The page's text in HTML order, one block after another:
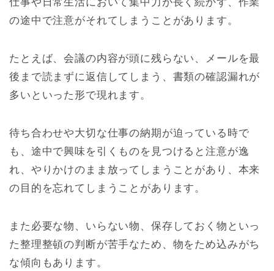
仕事や日常生活において集中力が長く続かず、作業
の途中で注意がそれてしまうことがあります。
たとえば、会議の内容が頭に残らない、メールを最
後まで読まずに返信してしまう、書類の確認漏れが
多いといった形で現れます。
待ち合わせや大切な仕事の納期が迫っている時で
も、途中で興味を引くものを見つけると注意が逸
れ、やりかけのまま放ってしまうことがあり、本来
の目的を忘れてしまうことがあります。
また必要な物、いらない物、保存しておく物といっ
た整理整頓の判断が苦手なため、物をため込みがち
な傾向もあります。